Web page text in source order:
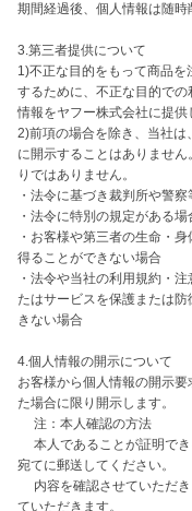
期間経過後、個人情報は随時
3.第三者提供について
1)不正な目的をもって商品を
するために、不正な目的で
情報をヤフー株式会社に提供
2)前項の場合を除き、当社
に開示することはありませ
りではありません。
・法令に基づき裁判所や警
・法令に特別の規定がある場
・お客様や第三者の生命・
得ることができない場合
・法令や当社の利用規約・
たはサービスを保護または
きない場合
4.個人情報の開示について
お客様から個人情報の開示
た場合に限り開示します。
注：本人確認の方法
本人であることが証明でき
宛てに郵送してください。
内容を確認させていただき